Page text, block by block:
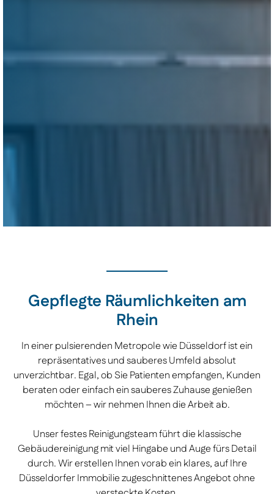
Gepflegte Räumlichkeiten am
Rhein
In einer pulsierenden Metropole wie Düsseldorf ist ein
repräsentatives und sauberes Umfeld absolut
unverzichtbar. Egal, ob Sie Patienten empfangen, Kunden
beraten oder einfach ein sauberes Zuhause genießen
möchten – wir nehmen Ihnen die Arbeit ab.
Unser festes Reinigungsteam führt die klassische
Gebäudereinigung mit viel Hingabe und Auge fürs Detail
durch. Wir erstellen Ihnen vorab ein klares, auf Ihre
Düsseldorfer Immobilie zugeschnittenes Angebot ohne